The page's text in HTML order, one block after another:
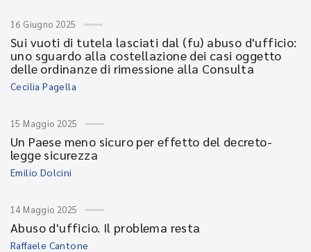
16 Giugno 2025
Sui vuoti di tutela lasciati dal (fu) abuso d'ufficio:
uno sguardo alla costellazione dei casi oggetto
delle ordinanze di rimessione alla Consulta
Cecilia Pagella
15 Maggio 2025
Un Paese meno sicuro per effetto del decreto-
legge sicurezza
Emilio Dolcini
14 Maggio 2025
Abuso d'ufficio. Il problema resta
Raffaele Cantone